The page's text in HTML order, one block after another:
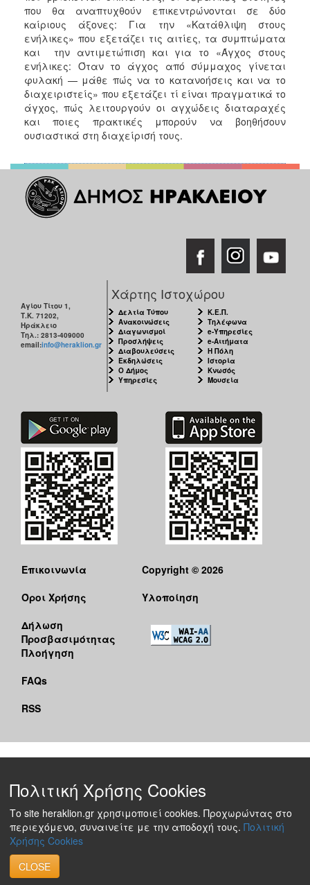
που θα αναπτυχθούν επικεντρώνονται σε δύο
καίριους άξονες: Για την «Κατάθλιψη στους
ενήλικες» που εξετάζει τις αιτίες, τα συμπτώματα
και την αντιμετώπιση και για το «Άγχος στους
ενήλικες: Όταν το άγχος από σύμμαχος γίνεται
φυλακή — μάθε πώς να το κατανοήσεις και να το
διαχειριστείς» που εξετάζει τί είναι πραγματικά το
άγχος, πώς λειτουργούν οι αγχώδεις διαταραχές
και ποιες πρακτικές μπορούν να βοηθήσουν
ουσιαστικά στη διαχείρισή τους.
Αγίου Τίτου 1,
Τ.Κ. 71202,
Ηράκλειο
Τηλ.: 2813-409000
email:info@heraklion.gr
Χάρτης Ιστοχώρου
Δελτία Τύπου
Ανακοινώσεις
Διαγωνισμοί
Προσλήψεις
Διαβουλεύσεις
Εκδηλώσεις
Ο Δήμος
Υπηρεσίες
Κ.Ε.Π.
Τηλέφωνα
e-Υπηρεσίες
e-Αιτήματα
Η Πόλη
Ιστορία
Κνωσός
Μουσεία
Επικοινωνία
Όροι Χρήσης
Δήλωση
Προσβασιμότητας
Πλοήγηση
FAQs
RSS
Copyright © 2026
Υλοποίηση
Πολιτική Χρήσης Cookies
Το site heraklion.gr χρησιμοποιεί cookies. Προχωρώντας στο
περιεχόμενο, συναινείτε με την αποδοχή τους. Πολιτική
Χρήσης Cookies
CLOSE